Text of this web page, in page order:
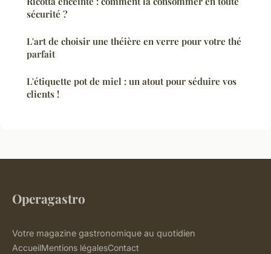
sécurité ?
L'art de choisir une théière en verre pour votre thé
parfait
L'étiquette pot de miel : un atout pour séduire vos
clients !
Operagastro
Votre magazine gastronomique au quotidien
AccueilMentions légalesContact